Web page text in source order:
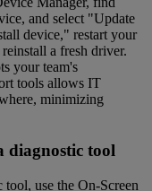
and select "Update
device," restart your
a fresh driver.
your team's
tools allows IT
minimizing
diagnostic tool
use the On-Screen